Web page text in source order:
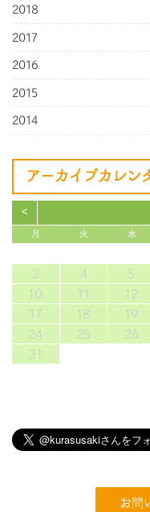
2018
2017
2016
2015
2014
アーカイブカレン
<
月 火 水
3
4 5
10
11 12
17
18 19
24
25 26
31
お問